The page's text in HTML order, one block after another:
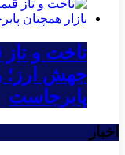
تاخت و
جهش ارز؛
پابرجاست
اخبار